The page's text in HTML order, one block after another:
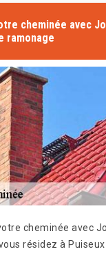
cheminée avec
ramonage
cheminée avec
résidez à